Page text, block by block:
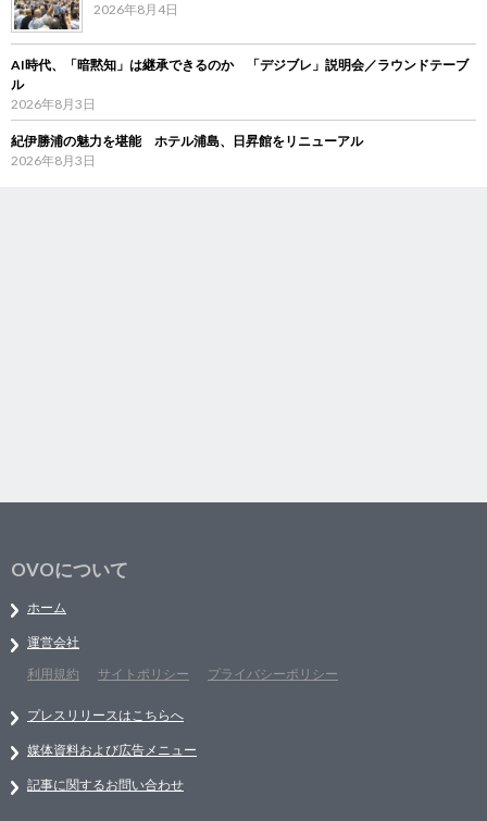
2026年8月4日
AI時代、「暗黙知」は継承できるのか 「デジブレ」説明会／ラウンドテーブ
ル
2026年8月3日
紀伊勝浦の魅力を堪能 ホテル浦島、日昇館をリニューアル
2026年8月3日
OVOについて
ホーム
運営会社
利用規約
サイトポリシー プライバシーポリシー
プレスリリースはこちらへ
媒体資料および広告メニュー
記事に関するお問い合わせ